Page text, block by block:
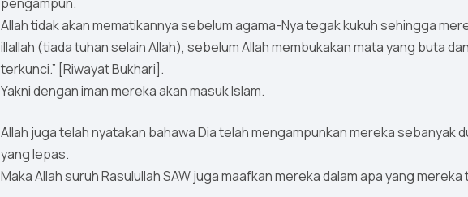
Allah tidak akan mematikannya sebelum agama-Nya tegak kukuh sehingga
illallah (tiada tuhan selain Allah), sebelum Allah membukakan mata yang buta
terkunci.” [Riwayat Bukhari].
Yakni dengan iman mereka akan masuk Islam.
Allah juga telah nyatakan bahawa Dia telah mengampunkan mereka sebanyak
yang lepas.
Maka Allah suruh Rasulullah SAW juga maafkan mereka dalam apa yang